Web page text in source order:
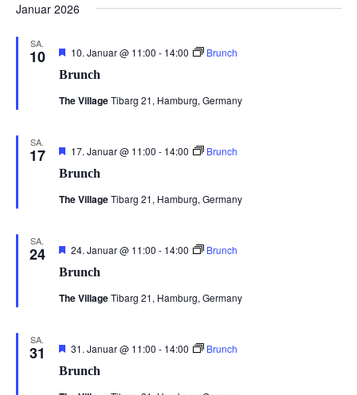
Januar 2026
SA.
10
Brunch
Hervorgehoben
10. Januar @ 11:00 - 14:00 Brunch
The VillageTibarg 21, Hamburg, Germany
SA.
17
Brunch
Hervorgehoben
17. Januar @ 11:00 - 14:00 Brunch
The VillageTibarg 21, Hamburg, Germany
SA.
24
Brunch
Hervorgehoben
24. Januar @ 11:00 - 14:00 Brunch
The VillageTibarg 21, Hamburg, Germany
SA.
31
Brunch
Hervorgehoben
31. Januar @ 11:00 - 14:00 Brunch